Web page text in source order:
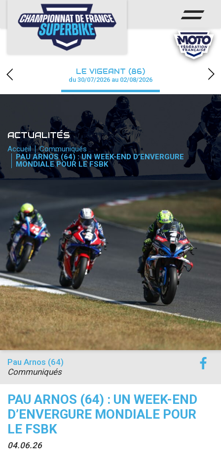
ACCUEIL
CHAMPIONNAT
CALENDRIER
PHOTOS / WEB TV
PARTENAIRES
PRESSE
PRESSE
accéder à la billetterie
LE VIGEANT (86)
du 30/07/2026 au 02/08/2026
ACTUALITÉS
Accueil
Communiqués
PAU ARNOS (64) : UN WEEK-END D’ENVERGURE
MONDIALE POUR LE FSBK
PAU ARNOS (64) : UN WEEK-END
D’ENVERGURE MONDIALE POUR
LE FSBK
04.06.26
Pau Arnos (64)
Communiqués